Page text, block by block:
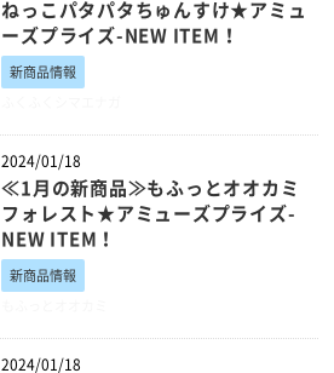
ねっこパタパタちゅんすけ★アミュ
ーズプライズ-NEW ITEM！
新商品情報
2024/01/18
≪1月の新商品≫もふっとオオカミ
フォレスト★アミューズプライズ-
NEW ITEM！
新商品情報
2024/01/18